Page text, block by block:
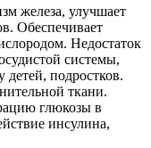
железа, улучшает
Обеспечивает
Недостаток
системы,
детей, подростков.
ткани.
глюкозы в
инсулина,